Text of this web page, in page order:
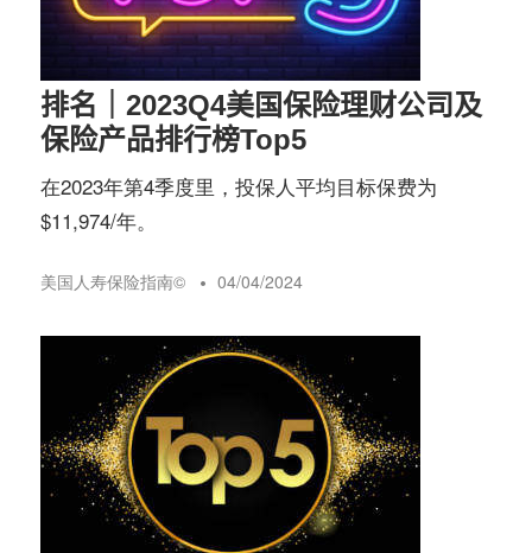
指
南
©️
排名｜2023Q4美国保险理财公司及
保险产品排行榜Top5
在2023年第4季度里，投保人平均目标保费为
$11,974/年。
美国人寿保险指南©️ 04/04/2024